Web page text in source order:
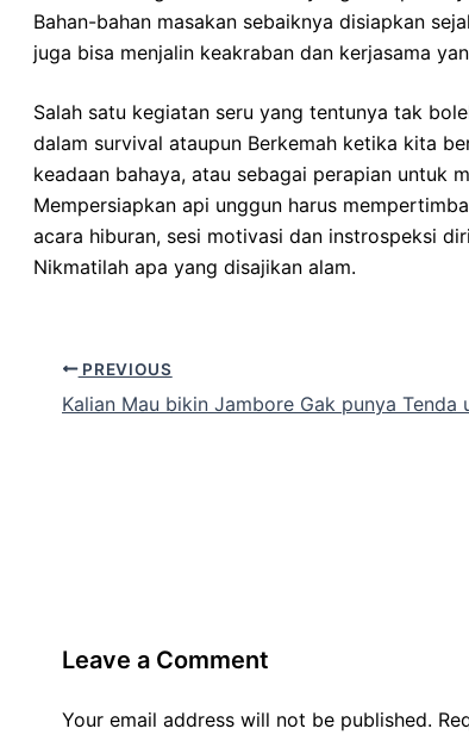
Bahan-bahan masakan sebaiknya disiapkan
juga bisa menjalin keakraban dan kerjasama
Salah satu kegiatan seru yang tentunya tak
dalam survival ataupun Berkemah ketika kita
keadaan bahaya, atau sebagai perapian untuk
Mempersiapkan api unggun harus
acara hiburan, sesi motivasi dan instrospeksi
Nikmatilah apa yang disajikan alam.
PREVIOUS
Kalian Mau bikin Jambore Gak punya
Leave a Comment
Your email address will not be published.